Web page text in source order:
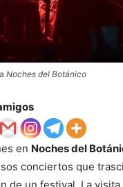
Noches del Botánico
en Noches del
conciertos que